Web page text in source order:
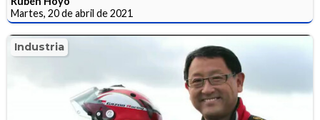
Martes, 20 de abril de 2021
Industria